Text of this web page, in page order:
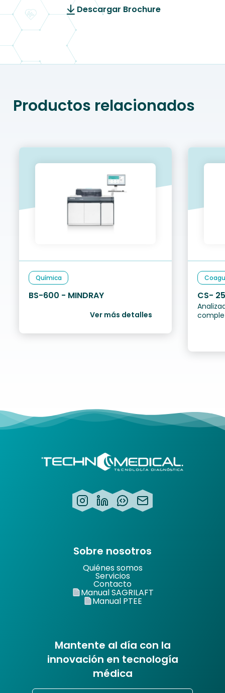
Descargar Brochure
Productos relacionados
Química
BS-600 - MINDRAY
Ver más detalles
Sobre nosotros
Quiénes somos
Servicios
Contacto
Manual SAGRILAFT
Manual PTEE
Mantente al día con la
innovación en tecnología
médica